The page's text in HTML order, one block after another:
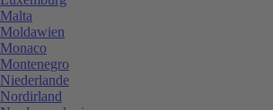
Malta
Moldawien
Monaco
Montenegro
Niederlande
Nordirland